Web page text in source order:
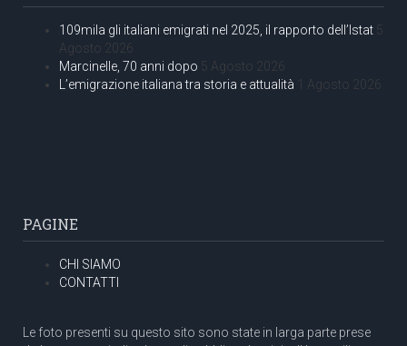
109mila gli italiani emigrati nel 2025, il rapporto dell’Istat 5
Agosto 2026
Marcinelle, 70 anni dopo 5 Agosto 2026
L’emigrazione italiana tra storia e attualità 1 Agosto 2026
PAGINE
CHI SIAMO
CONTATTI
Le foto presenti su questo sito sono state in larga parte prese